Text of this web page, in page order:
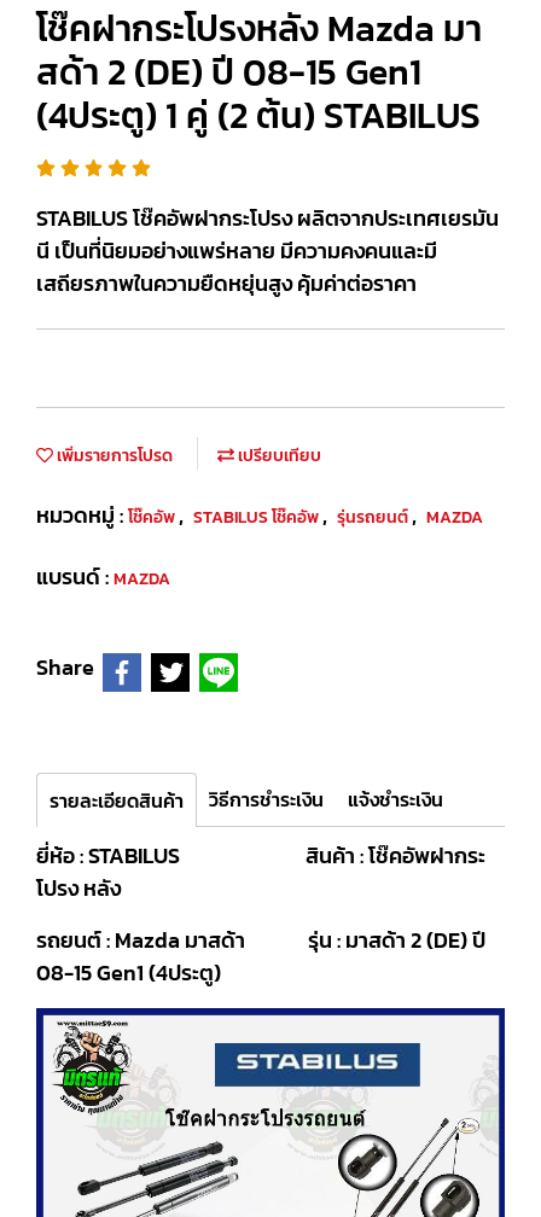
โช๊คฝากระโปรงหลัง Mazda มา
สด้า 2 (DE) ปี 08-15 Gen1
(4ประตู) 1 คู่ (2 ต้น) STABILUS
STABILUS โช๊คอัพฝากระโปรง ผลิตจากประเทศเยรมัน
นี เป็นที่นิยมอย่างแพร่หลาย มีความคงคนและมี
เสถียรภาพในความยืดหยุ่นสูง คุ้มค่าต่อราคา
เพิ่มรายการโปรด เปรียบเทียบ
หมวดหมู่ :โช๊คอัพ, STABILUS โช๊คอัพ, รุ่นรถยนต์, MAZDA
แบรนด์ :MAZDA
Share
รายละเอียดสินค้า วิธีการชำระเงิน แจ้งชำระเงิน
ยี่ห้อ : STABILUS สินค้า : โช๊คอัพฝากระ
โปรง หลัง
รถยนต์ : Mazda มาสด้า รุ่น : มาสด้า 2 (DE) ปี
08-15 Gen1 (4ประตู)